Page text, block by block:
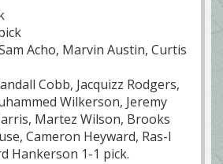
Acho, Marvin Austin, Curtis
Cobb, Jacquizz Rodgers,
Wilkerson, Jeremy
Martez Wilson, Brooks
Cameron Heyward, Ras-I
Hankerson 1-1 pick.